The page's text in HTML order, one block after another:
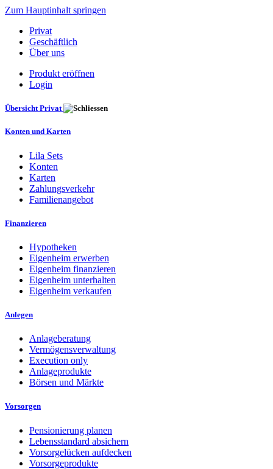
Zum Hauptinhalt springen
Privat
Geschäftlich
Über uns
Produkt eröffnen
Login
Übersicht Privat
Konten und Karten
Lila Sets
Konten
Karten
Zahlungsverkehr
Familienangebot
Finanzieren
Hypotheken
Eigenheim erwerben
Eigenheim finanzieren
Eigenheim unterhalten
Eigenheim verkaufen
Anlegen
Anlageberatung
Vermögensverwaltung
Execution only
Anlageprodukte
Börsen und Märkte
Vorsorgen
Pensionierung planen
Lebensstandard absichern
Vorsorgelücken aufdecken
Vorsorgeprodukte